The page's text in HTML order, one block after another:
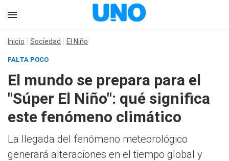
Inicio Sociedad El Niño
FALTA POCO
El mundo se prepara para el
"Súper El Niño": qué significa
este fenómeno climático
La llegada del fenómeno meteorológico
generará alteraciones en el tiempo global y